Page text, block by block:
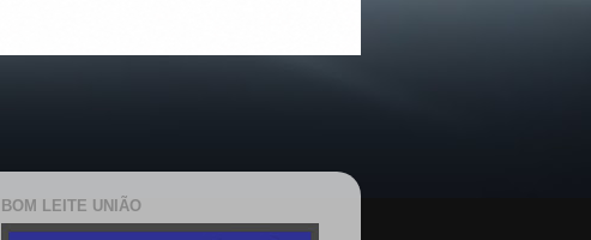
BOM LEITE UNIÃO